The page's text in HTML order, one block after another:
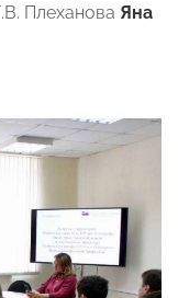
Плеханова Яна